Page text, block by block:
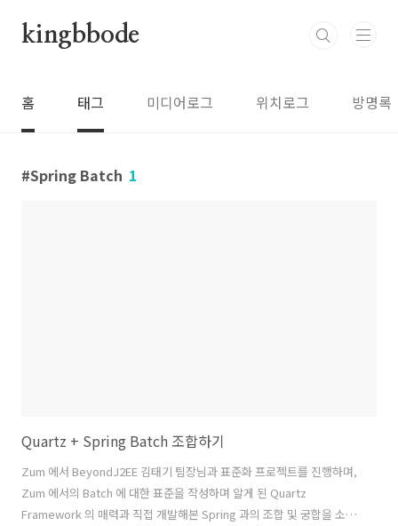
kingbbode
홈 태그 미디어로그 위치로그 방명록
Spring Batch 1
Quartz + Spring Batch 조합하기
Zum 에서 BeyondJ2EE 김태기 팀장님과 표준화 프로젝트를 진행하며,
Zum 에서의 Batch 에 대한 표준을 작성하며 알게 된 Quartz
Framework 의 매력과 직접 개발해본 Spring 과의 조합 및 궁합을 소개